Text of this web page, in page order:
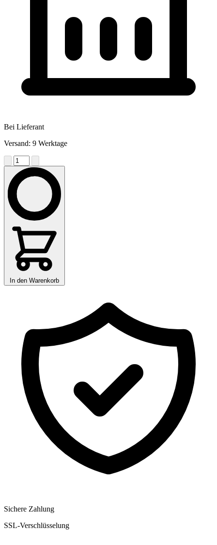
Bei Lieferant
Versand: 9 Werktage
In den Warenkorb
Sichere Zahlung
SSL-Verschlüsselung